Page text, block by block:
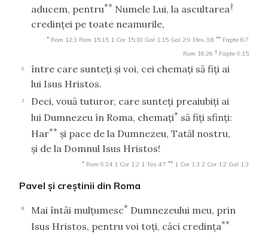
aducem, pentru** Numele Lui, la ascultarea†
credinţei pe toate neamurile,
* Rom 12:3 Rom 15:15 1 Cor 15:10 Gal 1:15 Gal 2:9 Efes 3:8 ** Fapte 6:7
Rom 16:26 † Fapte 9:15
6
între care sunteţi şi voi, cei chemaţi să fiţi ai
lui Isus Hristos.
7
Deci, vouă tuturor, care sunteţi preaiubiţi ai
lui Dumnezeu în Roma, chemaţi* să fiţi sfinţi:
Har** şi pace de la Dumnezeu, Tatăl nostru,
şi de la Domnul Isus Hristos!
* Rom 9:24 1 Cor 1:2 1 Tes 4:7 ** 1 Cor 1:3 2 Cor 1:2 Gal 1:3
Pavel şi creştinii din Roma
8 Mai întâi mulţumesc* Dumnezeului meu, prin
Isus Hristos, pentru voi toţi, căci credinţa**